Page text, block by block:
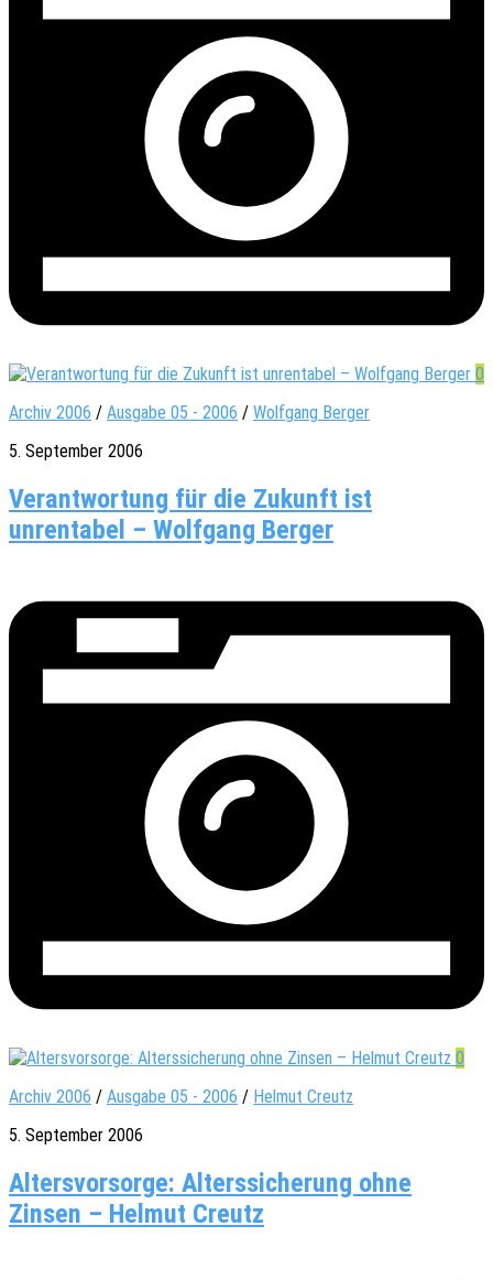
0
Archiv 2006 / Ausgabe 05 - 2006 / Wolfgang Berger
5. September 2006
Verantwortung für die Zukunft ist
unrentabel – Wolfgang Berger
0
Archiv 2006 / Ausgabe 05 - 2006 / Helmut Creutz
5. September 2006
Altersvorsorge: Alterssicherung ohne
Zinsen – Helmut Creutz